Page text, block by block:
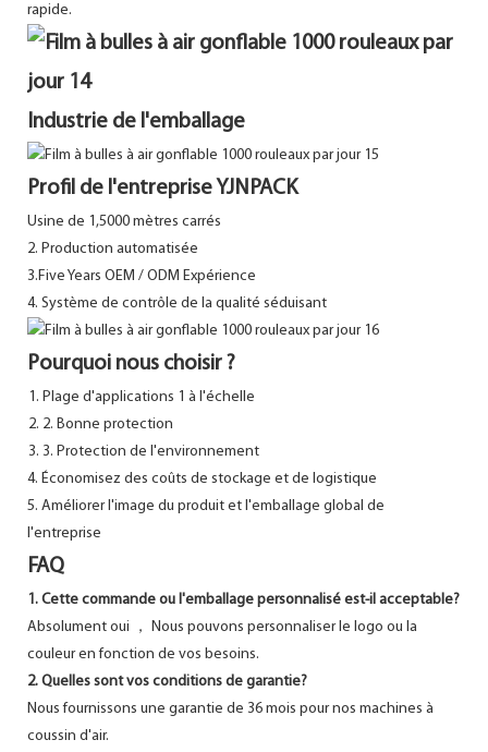
rapide.
Industrie de l'emballage
Profil de l'entreprise YJNPACK
Usine de 1,5000 mètres carrés
2. Production automatisée
3.Five Years OEM / ODM Expérience
4. Système de contrôle de la qualité séduisant
Pourquoi nous choisir ?
Plage d'applications 1 à l'échelle
2. Bonne protection
3. Protection de l'environnement
4. Économisez des coûts de stockage et de logistique
5. Améliorer l'image du produit et l'emballage global de
l'entreprise
FAQ
1. Cette commande ou l'emballage personnalisé est-il acceptable?
Absolument oui ， Nous pouvons personnaliser le logo ou la
couleur en fonction de vos besoins.
2. Quelles sont vos conditions de garantie?
Nous fournissons une garantie de 36 mois pour nos machines à
coussin d'air.